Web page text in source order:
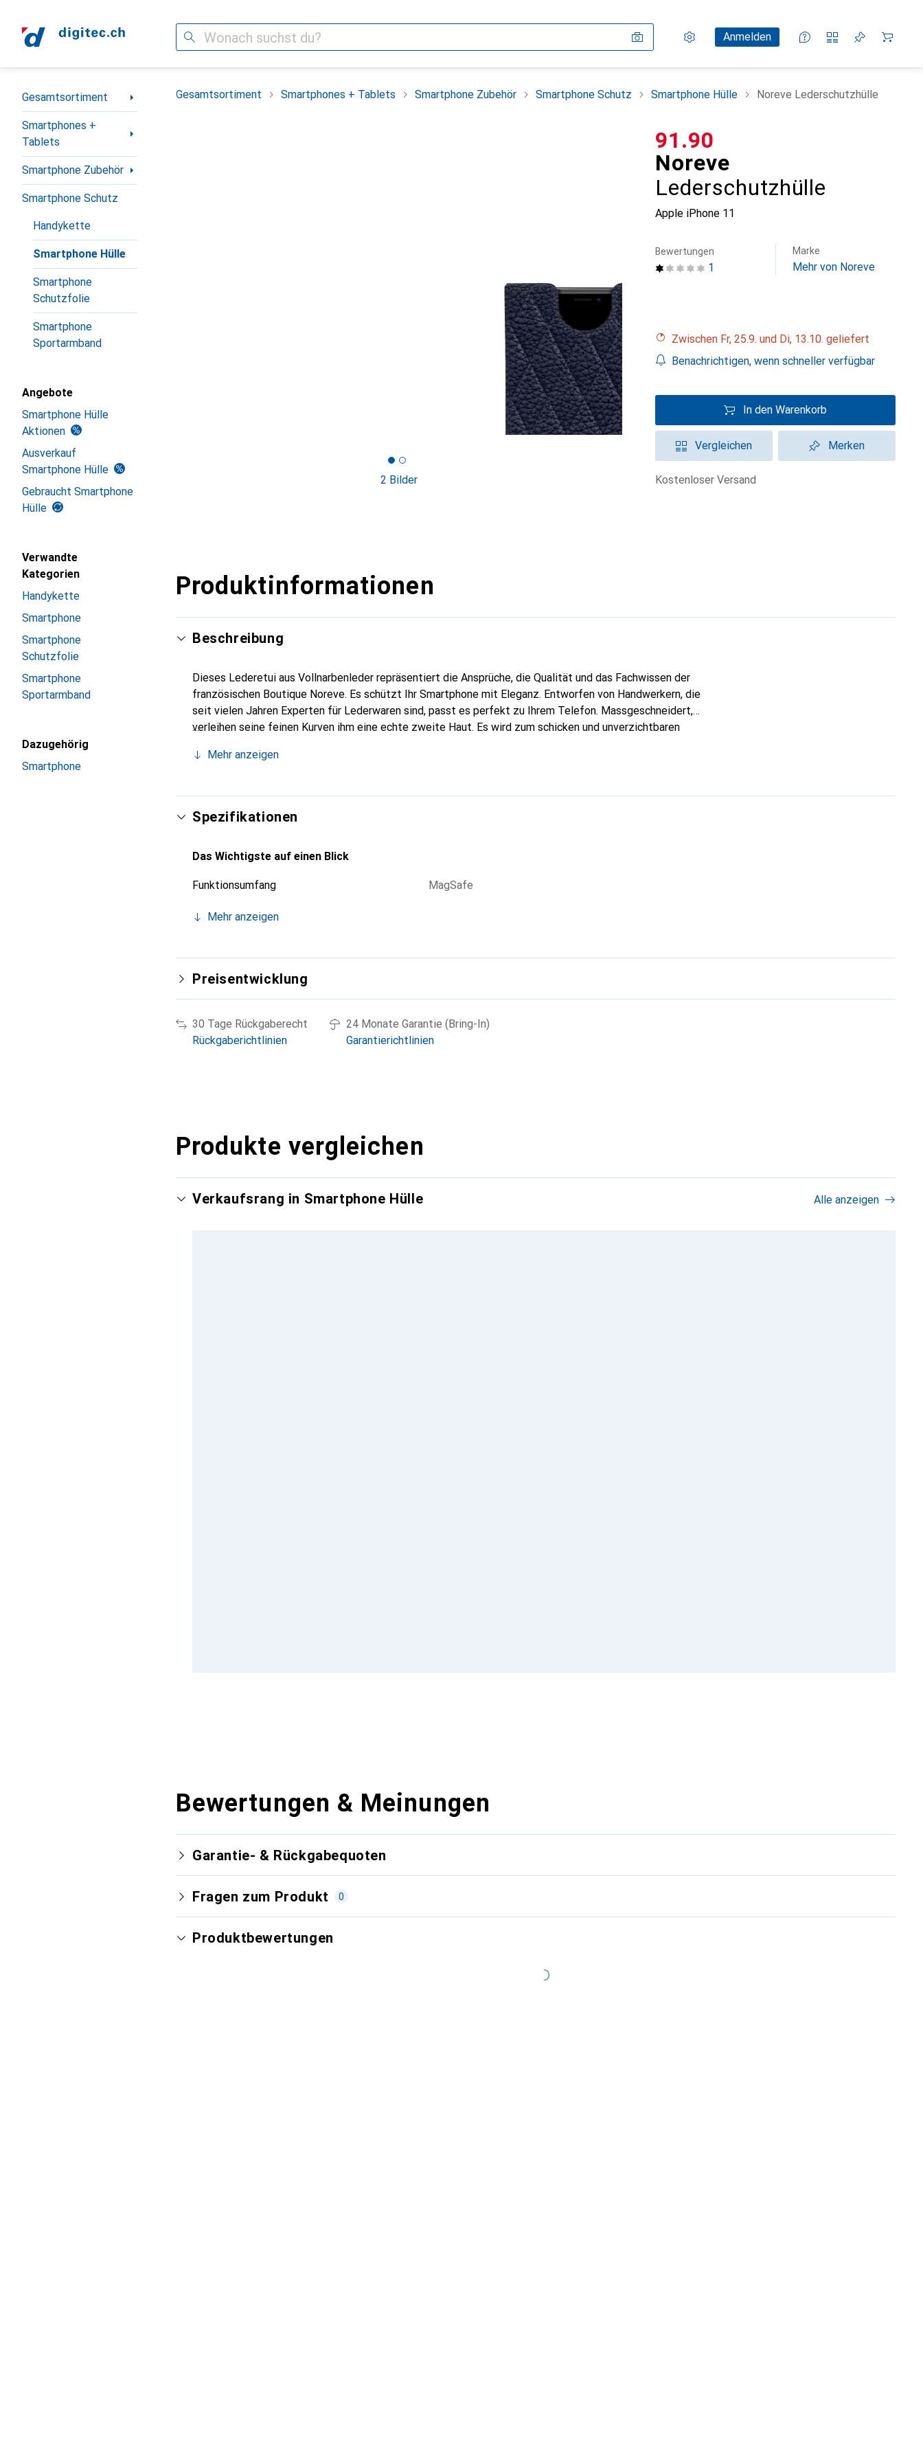
Suche Einstellungen
KundenkontoAnmelden
Vergleichslisten
Merklisten
Warenkorb
Navigation nach Kategorien
Gesamtsortiment
Smartphones +
Tablets
Smartphone Zubehör
Smartphone Schutz
Handykette
Smartphone Hülle
Smartphone
Schutzfolie
Smartphone
Sportarmband
Angebote
Smartphone Hülle
Aktionen
Ausverkauf
Smartphone Hülle
Gebraucht Smartphone
Hülle
Verwandte
Kategorien
Handykette
Smartphone
Smartphone
Schutzfolie
Smartphone
Sportarmband
Dazugehörig
Smartphone
Gesamtsortiment Smartphones + Tablets Smartphone Zubehör Smartphone Schutz Smartphone Hülle Noreve Lederschutzhülle
2 Bilder
Noreve
Lederschutzhülle
Apple iPhone 11
CHF
91.90
1
Bewertungen Marke
Mehr von Noreve
Zwischen Fr, 25.9. und Di, 13.10. geliefert
Benachrichtigen, wenn schneller verfügbar
In den Warenkorb
Vergleichen Merken
kostenloser Versand
Produktinformationen
Beschreibung
Dieses Lederetui aus Vollnarbenleder repräsentiert die Ansprüche, die Qualität und das Fachwissen der
französischen Boutique Noreve. Es schützt Ihr Smartphone mit Eleganz. Entworfen von Handwerkern, die
seit vielen Jahren Experten für Lederwaren sind, passt es perfekt zu Ihrem Telefon. Massgeschneidert,
verleihen seine feinen Kurven ihm eine echte zweite Haut. Es wird zum schicken und unverzichtbaren
eine sichere Wahl für eine anspruchsvolle Kundschaft.
Mehr anzeigen
Spezifikationen
Das Wichtigste auf einen Blick
Funktionsumfang MagSafe
Mehr anzeigen
Preisentwicklung
30 Tage Rückgaberecht
Rückgaberichtlinien
24 Monate Garantie (Bring-In)
Garantierichtlinien
Produkte vergleichen
Verkaufsrang in Smartphone Hülle Alle anzeigen
Bewertungen & Meinungen
Garantie- & Rückgabequoten
Fragen zum Produkt 0
Produktbewertungen